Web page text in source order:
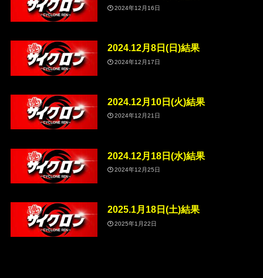
2024年12月16日
2024.12月8日(日)結果
2024年12月17日
2024.12月10日(火)結果
2024年12月21日
2024.12月18日(水)結果
2024年12月25日
2025.1月18日(土)結果
2025年1月22日